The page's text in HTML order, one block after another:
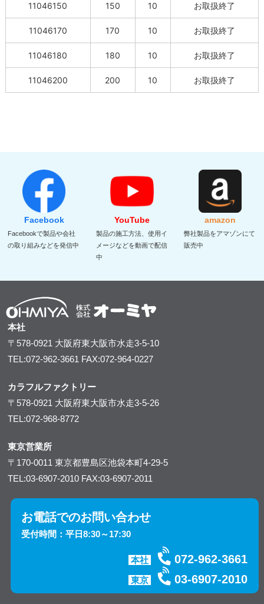
11046150 150 10 お取扱終了
11046170 170 10 お取扱終了
11046180 180 10 お取扱終了
11046200 200 10 お取扱終了
Facebook
Facebookで製品や会社
の取り組みなどを発信中
YouTube
製品の施工方法、使用イ
メージなどを動画で配信
中
amazon
弊社製品をアマゾンにて
販売中
本社
〒578-0921 大阪府東大阪市水走3-5-10
TEL:072-962-3661 FAX:072-964-0227
カラフルファクトリー
〒578-0921 大阪府東大阪市水走3-5-26
TEL:072-968-8772
東京営業所
〒170-0011東京都豊島区池袋本町4-29-5
TEL:03-6907-2010 FAX:03-6907-2011
お電話でのお問い合わせ
受付時間：平日8:30～17:30
本社 072-962-3661
東京 03-6907-2010